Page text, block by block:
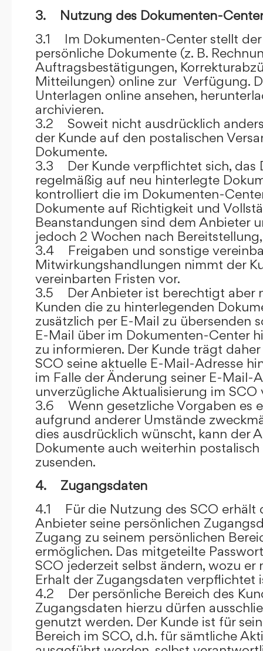
3. Nutzung des Dokumenten-
3.1 Im Dokumenten-Center stellt
persönliche Dokumente (z. B.
Auftragsbestätigungen,
Mitteilungen) online zur Verfügung.
Unterlagen online ansehen,
archivieren.
3.2 Soweit nicht ausdrücklich
der Kunde auf den postalischen
Dokumente.
3.3 Der Kunde verpflichtet sich, das
regelmäßig auf neu hinterlegte
kontrolliert die im Dokumenten-
Dokumente auf Richtigkeit und
Beanstandungen sind dem Anbieter
jedoch 2 Wochen nach
3.4 Freigaben und sonstige
Mitwirkungshandlungen nimmt der
vereinbarten Fristen vor.
3.5 Der Anbieter ist berechtigt aber
Kunden die zu hinterlegenden
zusätzlich per E-Mail zu übersenden
E-Mail über im Dokumenten-Center
zu informieren. Der Kunde trägt
SCO seine aktuelle E-Mail-Adresse
im Falle der Änderung seiner E-Mail-
unverzügliche Aktualisierung im SCO
3.6 Wenn gesetzliche Vorgaben es
aufgrund anderer Umstände
dies ausdrücklich wünscht, kann der
Dokumente auch weiterhin
zusenden.
4. Zugangsdaten
4.1 Für die Nutzung des SCO erhält
Anbieter seine persönlichen
Zugang zu seinem persönlichen
ermöglichen. Das mitgeteilte
SCO jederzeit selbst ändern, wozu er
Erhalt der Zugangsdaten verpflichtet
4.2 Der persönliche Bereich des
Zugangsdaten hierzu dürfen
genutzt werden. Der Kunde ist für
Bereich im SCO, d.h. für sämtliche